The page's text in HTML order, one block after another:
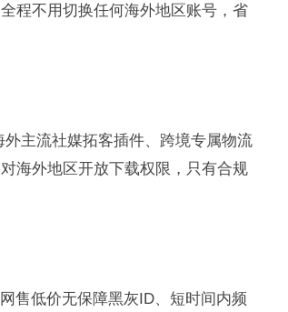
程不用切换任何海外地区账号，省
主流社媒拓客插件、跨境专属物流
海外地区开放下载权限，只有合规
售低价无保障黑灰ID、短时间内频